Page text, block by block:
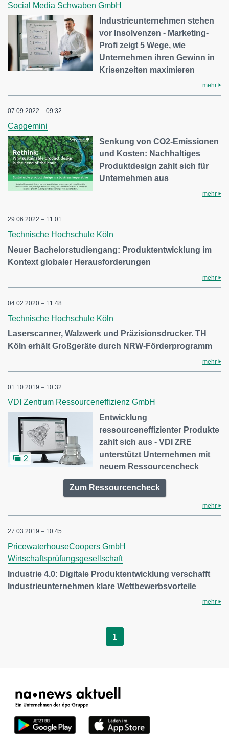
Social Media Schwaben GmbH
Industrieunternehmen stehen
vor Insolvenzen - Marketing-
Profi zeigt 5 Wege, wie
Unternehmen ihren Gewinn in
Krisenzeiten maximieren
mehr
07.09.2022 – 09:32
Capgemini
Senkung von CO2-Emissionen
und Kosten: Nachhaltiges
Produktdesign zahlt sich für
Unternehmen aus
mehr
29.06.2022 – 11:01
Technische Hochschule Köln
Neuer Bachelorstudiengang: Produktentwicklung im
Kontext globaler Herausforderungen
mehr
04.02.2020 – 11:48
Technische Hochschule Köln
Laserscanner, Walzwerk und Präzisionsdrucker. TH
Köln erhält Großgeräte durch NRW-Förderprogramm
mehr
01.10.2019 – 10:32
VDI Zentrum Ressourceneffizienz GmbH
2
Entwicklung
ressourceneffizienter Produkte
zahlt sich aus - VDI ZRE
unterstützt Unternehmen mit
neuem Ressourcencheck
Zum Ressourcencheck
mehr
27.03.2019 – 10:45
PricewaterhouseCoopers GmbH
Wirtschaftsprüfungsgesellschaft
Industrie 4.0: Digitale Produktentwicklung verschafft
Industrieunternehmen klare Wettbewerbsvorteile
mehr
1